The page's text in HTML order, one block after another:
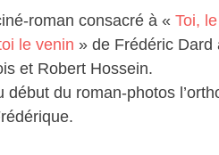
roman consacré à « Toi,
le venin » de Frédéric
et Robert Hossein.
début du roman-photos